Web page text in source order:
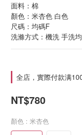
面料：棉
顏色：米杏色 白色
尺碼：均碼F
洗滌方式：機洗 手洗
全店，實際付款满
NT$780
顏色 : 米杏色